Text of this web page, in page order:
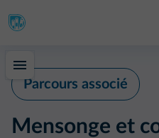
Parcours associé
Mensonge et